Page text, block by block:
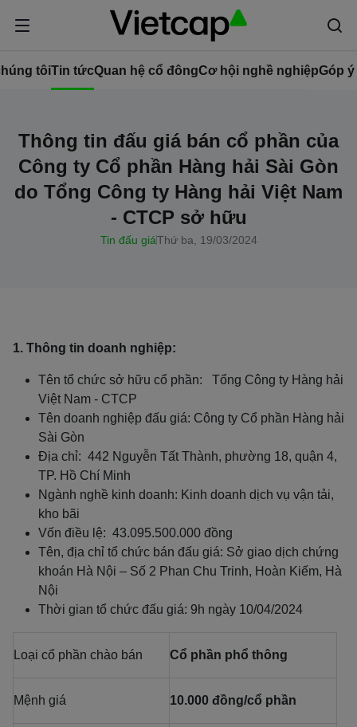
tôiTin tứcQuan hệ cổ đôngCơ hội nghề nghiệpGóp
Thông tin đấu giá bán cổ phần của
Công ty Cổ phần Hàng hải Sài Gòn
do Tổng Công ty Hàng hải Việt Nam
- CTCP sở hữu
Tin đấu giáThứ ba, 19/03/2024
1. Thông tin doanh nghiệp:
Tên tổ chức sở hữu cổ phần: Tổng Công ty Hàng hải
Việt Nam - CTCP
Tên doanh nghiệp đấu giá: Công ty Cổ phần Hàng hải
Sài Gòn
Địa chỉ: 442 Nguyễn Tất Thành, phường 18, quận 4,
TP. Hồ Chí Minh
Ngành nghề kinh doanh: Kinh doanh dịch vụ vận tải,
kho bãi
Vốn điều lệ: 43.095.500.000 đồng
Tên, địa chỉ tổ chức bán đấu giá: Sở giao dịch chứng
khoán Hà Nội – Số 2 Phan Chu Trinh, Hoàn Kiếm, Hà
Nội
Thời gian tổ chức đấu giá: 9h ngày 10/04/2024
Loại cổ phần chào bán Cổ phần phổ thông
Mệnh giá 10.000 đồng/cổ phần